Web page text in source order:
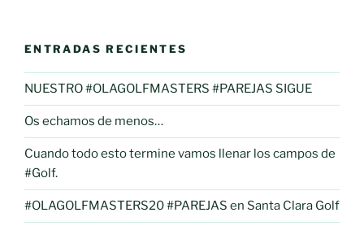
ENTRADAS RECIENTES
NUESTRO #OLAGOLFMASTERS #PAREJAS SIGUE
Os echamos de menos…
Cuando todo esto termine vamos llenar los campos de
#Golf.
#OLAGOLFMASTERS20 #PAREJAS en Santa Clara Golf